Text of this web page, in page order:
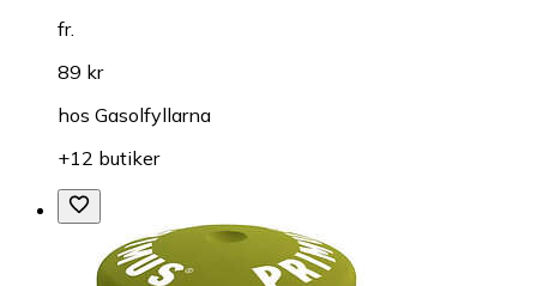
fr.
89 kr
hos Gasolfyllarna
+12 butiker